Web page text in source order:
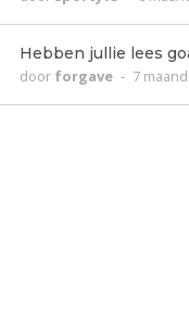
Hebben jullie lees
door forgave - 7